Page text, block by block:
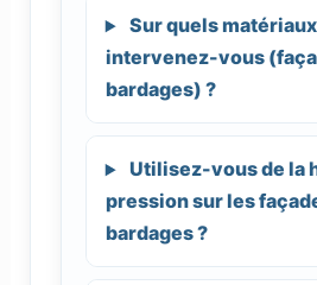
Sur quels matériaux
intervenez-vous
bardages) ?
Utilisez-vous de la
pression sur les
bardages ?